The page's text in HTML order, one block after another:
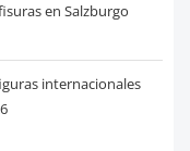
en Salzburgo
internacionales